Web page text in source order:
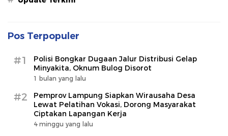
Pos Terpopuler
#1
Polisi Bongkar Dugaan Jalur Distribusi Gelap
Minyakita, Oknum Bulog Disorot
1 bulan yang lalu
#2
Pemprov Lampung Siapkan Wirausaha Desa
Lewat Pelatihan Vokasi, Dorong Masyarakat
Ciptakan Lapangan Kerja
4 minggu yang lalu